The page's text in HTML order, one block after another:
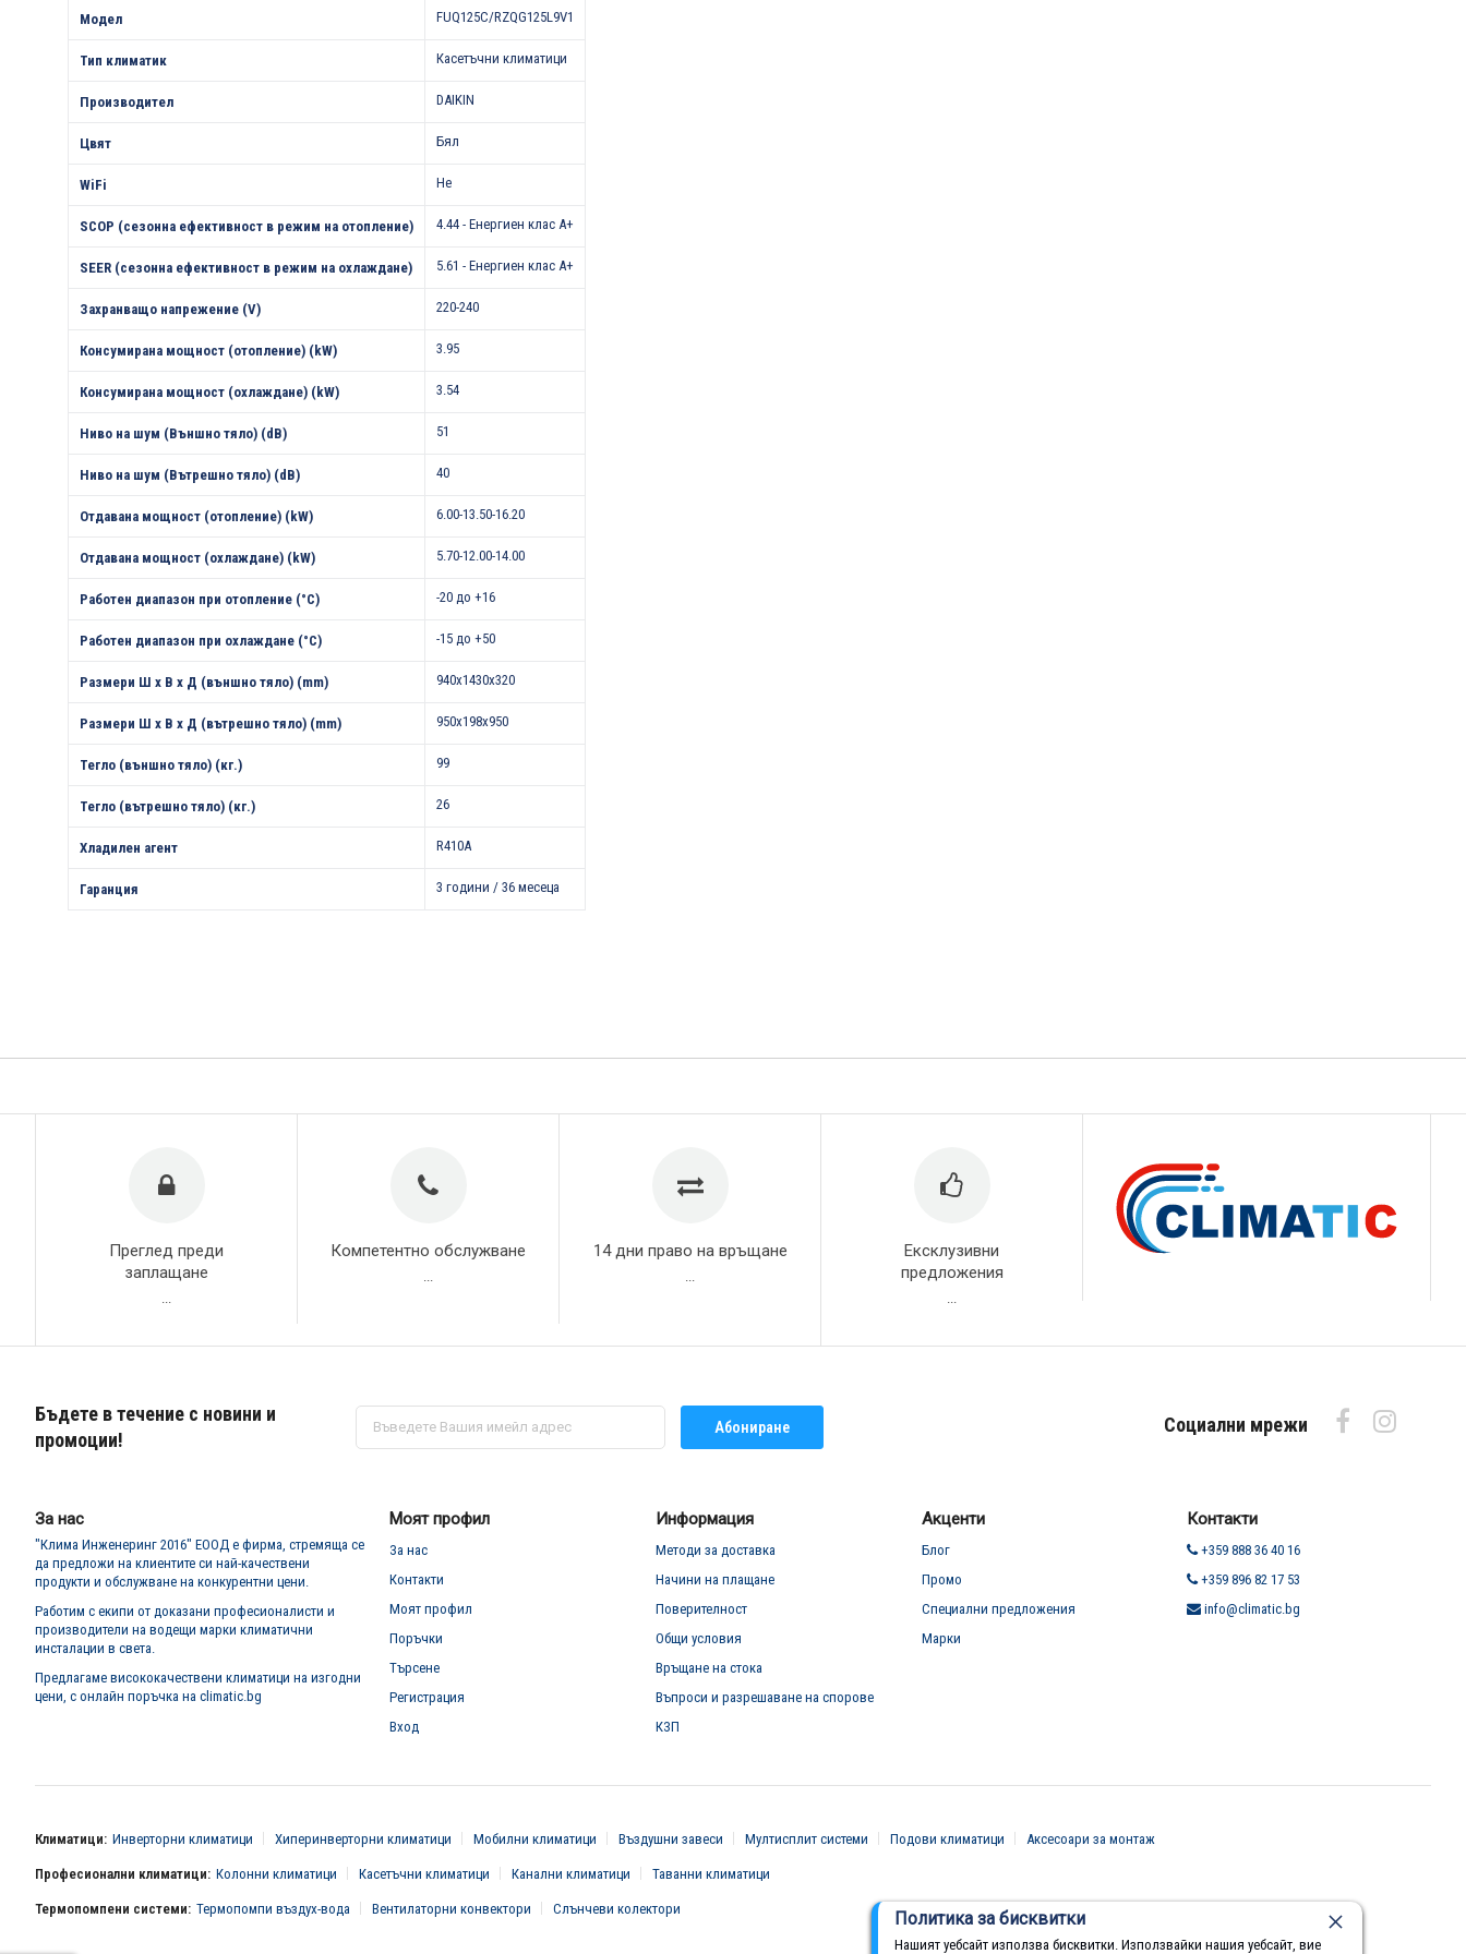
Политика за бисквитки
Нашият уебсайт използва бисквитки. Използвайки нашия уебсайт, вие
Модел FUQ125C/RZQG125L9V1
Тип климатик Касетъчни климатици
Производител DAIKIN
Цвят Бял
WiFi Не
SCOP (сезонна ефективност в режим на отопление) 4.44 - Енергиен клас А+
SEER (сезонна ефективност в режим на охлаждане) 5.61 - Енергиен клас A+
Захранващо напрежение (V) 220-240
Консумирана мощност (отопление) (kW) 3.95
Консумирана мощност (охлаждане) (kW) 3.54
Ниво на шум (Външно тяло) (dB) 51
Ниво на шум (Вътрешно тяло) (dB) 40
Отдавана мощност (отопление) (kW) 6.00-13.50-16.20
Отдавана мощност (охлаждане) (kW) 5.70-12.00-14.00
Работен диапазон при отопление (°С) -20 до +16
Работен диапазон при охлаждане (°С) -15 до +50
Размери Ш х В х Д (външно тяло) (mm) 940x1430x320
Размери Ш х В х Д (вътрешно тяло) (mm) 950x198x950
Тегло (външно тяло) (кг.) 99
Тегло (вътрешно тяло) (кг.) 26
Хладилен агент R410A
Гаранция 3 години / 36 месеца
Преглед преди
заплащане
Компетентно обслужване 14 дни право на връщане
Ексклузивни
предложения
Бъдете в течение с новини и
промоции!
Абонирай
за
Абониране Социални мрежи
За нас
"Клима Инженеринг 2016" ЕООД е фирма, стремяща се
да предложи на клиентите си най-качествени
продукти и обслужване на конкурентни цени.
Работим с екипи от доказани професионалисти и
производители на водещи марки климатични
инсталации в света.
Предлагаме висококачествени климатици на изгодни
цени, с онлайн поръчка на climatic.bg
Моят профил
За нас
Контакти
Моят профил
Поръчки
Търсене
Регистрация
Вход
Информация
Методи за доставка
Начини на плащане
Поверителност
Общи условия
Връщане на стока
Въпроси и разрешаване на спорове
КЗП
Акценти
Блог
Промо
Специални предложения
Марки
Контакти
+359 888 36 40 16
+359 896 82 17 53
info@climatic.bg
Климатици: Инверторни климатици Хиперинверторни климатици Мобилни климатици Въздушни завеси Мултисплит системи Подови климатици Аксесоари за монтаж
Професионални климатици: Колонни климатици Касетъчни климатици Канални климатици Таванни климатици
Термопомпени системи: Термопомпи въздух-вода Вентилаторни конвектори Слънчеви колектори